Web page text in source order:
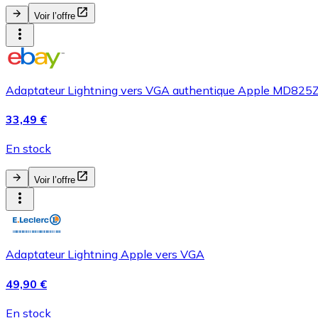
Voir l’offre
Adaptateur Lightning vers VGA authentique Apple
33,49 €
En stock
Voir l’offre
Adaptateur Lightning Apple vers VGA
49,90 €
En stock